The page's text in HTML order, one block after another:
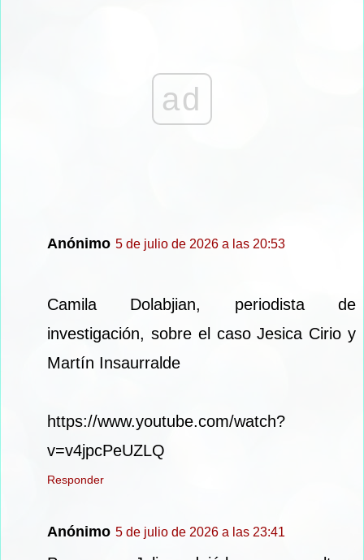
ad
Anónimo 5 de julio de 2026 a las 20:53
Camila Dolabjian, periodista de
investigación, sobre el caso Jesica Cirio y
Martín Insaurralde
https://www.youtube.com/watch?
v=v4jpcPeUZLQ
Responder
Anónimo 5 de julio de 2026 a las 23:41